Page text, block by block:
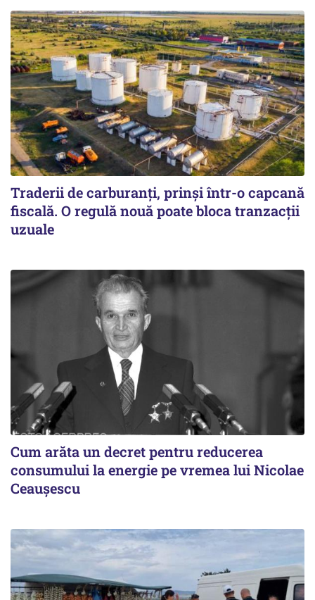
Traderii de carburanți, prinși într-o capcană
fiscală. O regulă nouă poate bloca tranzacții
uzuale
Cum arăta un decret pentru reducerea
consumului la energie pe vremea lui Nicolae
Ceaușescu